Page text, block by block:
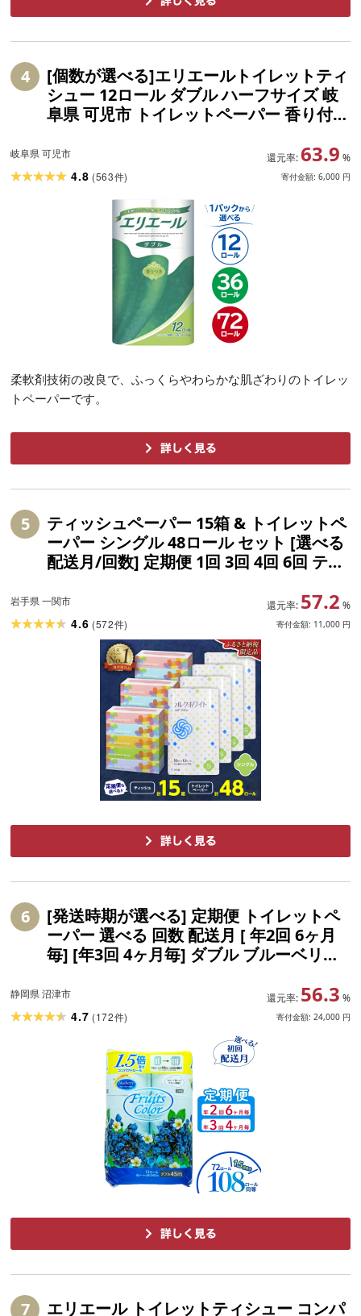
4
[個数が選べる]エリエールトイレットティ
シュー 12ロール ダブル ハーフサイズ 岐
阜県 可児市 トイレットペーパー 香り付き
耗品 生活雑貨 生活用品 ストック パルプ1
00%
岐阜県 可児市 還元率: 63.9 %
寄付金額: 6,000 円
4.8 (563件)
柔軟剤技術の改良で、ふっくらやわらかな肌ざわりのトイレッ
トペーパーです。
5
ティッシュペーパー 15箱 & トイレットペ
ーパー シングル 48ロール セット [選べる
配送月/回数] 定期便 1回 3回 4回 6回 ティ
県 一関市
岩手県 一関市 還元率: 57.2 %
寄付金額: 11,000 円
4.6 (572件)
6
[発送時期が選べる] 定期便 トイレットペ
ーパー 選べる 回数 配送月 [ 年2回 6ヶ月
毎] [年3回 4ヶ月毎] ダブル ブルーベリー
紙 やわらか 備蓄 香り付き トイレ用品 日
用品 沼津市 静岡県
静岡県 沼津市 還元率: 56.3 %
寄付金額: 24,000 円
4.7 (172件)
7 エリエール トイレットティシュー コンパ